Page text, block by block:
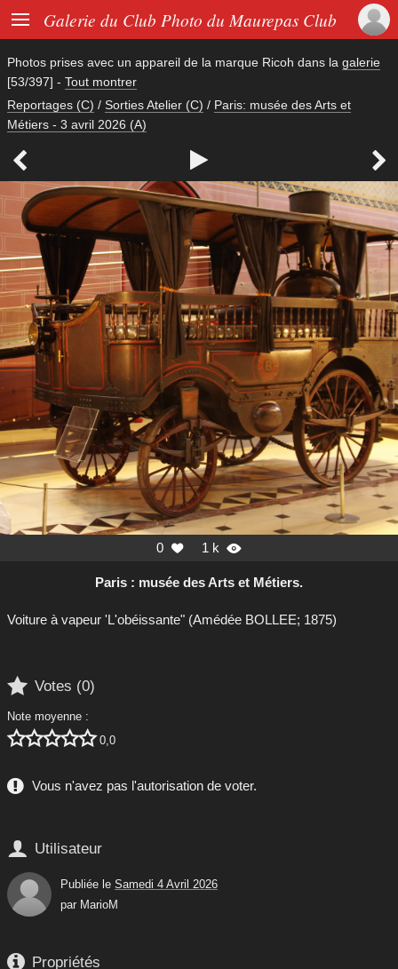
 Galerie du Club Photo du Maurepas Club
Photos prises avec un appareil de la marque Ricoh dans la galerie
[53/397] - Tout montrer
Reportages (C) / Sorties Atelier (C) / Paris: musée des Arts et
Métiers - 3 avril 2026 (A)
  
0  1 k 
Paris : musée des Arts et Métiers.
Voiture à vapeur 'L'obéissante" (Amédée BOLLEE; 1875)
 Votes (0)
Note moyenne :
 0,0
Vous n'avez pas l'autorisation de voter.
 Utilisateur
Publiée le Samedi 4 Avril 2026
par MarioM
 Propriétés